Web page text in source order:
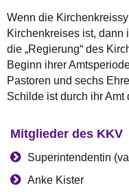
Wenn die
Kirchenkreises ist, dann
die „Regierung“ des
Beginn ihrer
Pastoren und sechs
Schilde ist durch ihr Amt
Mitglieder des KKV
Superintendentin
Anke Kister